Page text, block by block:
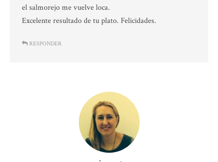
el salmorejo me vuelve loca.
Excelente resultado de tu plato. Felicidades.
RESPONDER